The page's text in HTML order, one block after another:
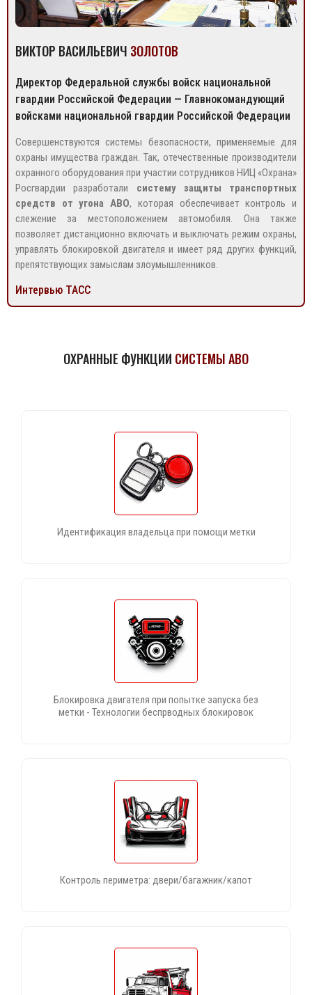
ВИКТОР ВАСИЛЬЕВИЧ ЗОЛОТОВ
Директор Федеральной службы войск национальной
гвардии Российской Федерации — Главнокомандующий
войсками национальной гвардии Российской Федерации
Совершенствуются системы безопасности, применяемые для
охраны имущества граждан. Так, отечественные производители
охранного оборудования при участии сотрудников НИЦ «Охрана»
Росгвардии разработали систему защиты транспортных
средств от угона АВО, которая обеспечивает контроль и
слежение за местоположением автомобиля. Она также
позволяет дистанционно включать и выключать режим охраны,
управлять блокировкой двигателя и имеет ряд других функций,
препятствующих замыслам злоумышленников.
Интервью ТАСС
ОХРАННЫЕ ФУНКЦИИ СИСТЕМЫ АВО
Идентификация владельца при помощи метки
Блокировка двигателя при попытке запуска без
метки - Технологии беспрводных блокировок
Контроль периметра: двери/багажник/капот